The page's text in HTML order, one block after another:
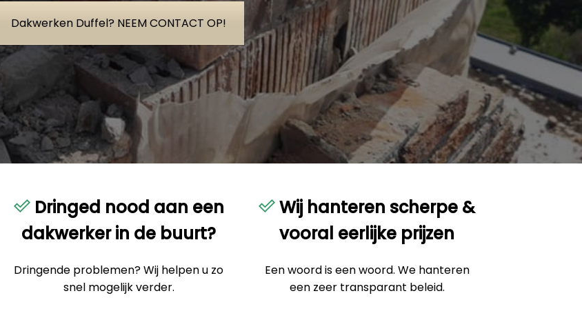
Dakwerken Duffel? NEEM CONTACT OP!
Dringed nood aan een
dakwerker in de buurt?
Dringende problemen? Wij helpen u zo
snel mogelijk verder.
Wij hanteren scherpe &
vooral eerlijke prijzen
Een woord is een woord. We hanteren
een zeer transparant beleid.